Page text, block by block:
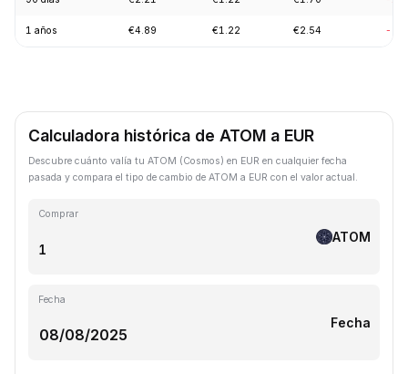
1 años €4.89 €1.22 €2.54 -
Calculadora histórica de ATOM a EUR
Descubre cuánto valía tu ATOM (Cosmos) en EUR en cualquier fecha
pasada y compara el tipo de cambio de ATOM a EUR con el valor actual.
Comprar
ATOM
Fecha
Fecha